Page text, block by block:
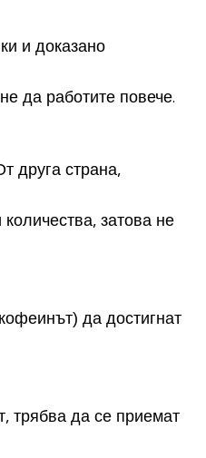
и доказано
да работите повече.
друга страна,
затова не
да достигнат
трябва да се приемат